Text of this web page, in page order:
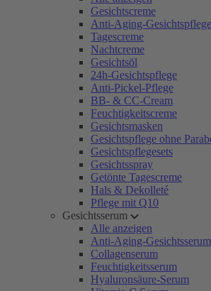
Gesichtscreme
Anti-Aging-Gesichtspflege
Tagescreme
Nachtcreme
Gesichtsöl
24h-Gesichtspflege
Anti-Pickel-Pflege
BB- & CC-Cream
Feuchtigkeitscreme
Gesichtsmasken
Gesichtspflege ohne
Gesichtspflegesets
Gesichtsspray
Getönte Tagescreme
Hals & Dekolleté
Pflege mit Q10
Gesichtsserum
Alle anzeigen
Anti-Aging-Gesichtsserum
Collagenserum
Feuchtigkeitsserum
Hyaluronsäure-Serum